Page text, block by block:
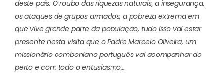
deste país. O roubo das riquezas naturais, a insegurança,
os ataques de grupos armados, a pobreza extrema em
que vive grande parte da população, tudo isso vai estar
presente nesta visita que o Padre Marcelo Oliveira, um
missionário comboniano português vai acompanhar de
perto e com todo o entusiasmo…